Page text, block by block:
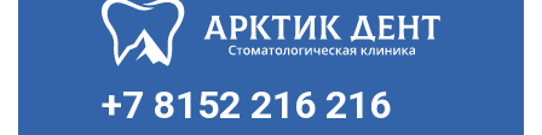
+7 8152 216 216